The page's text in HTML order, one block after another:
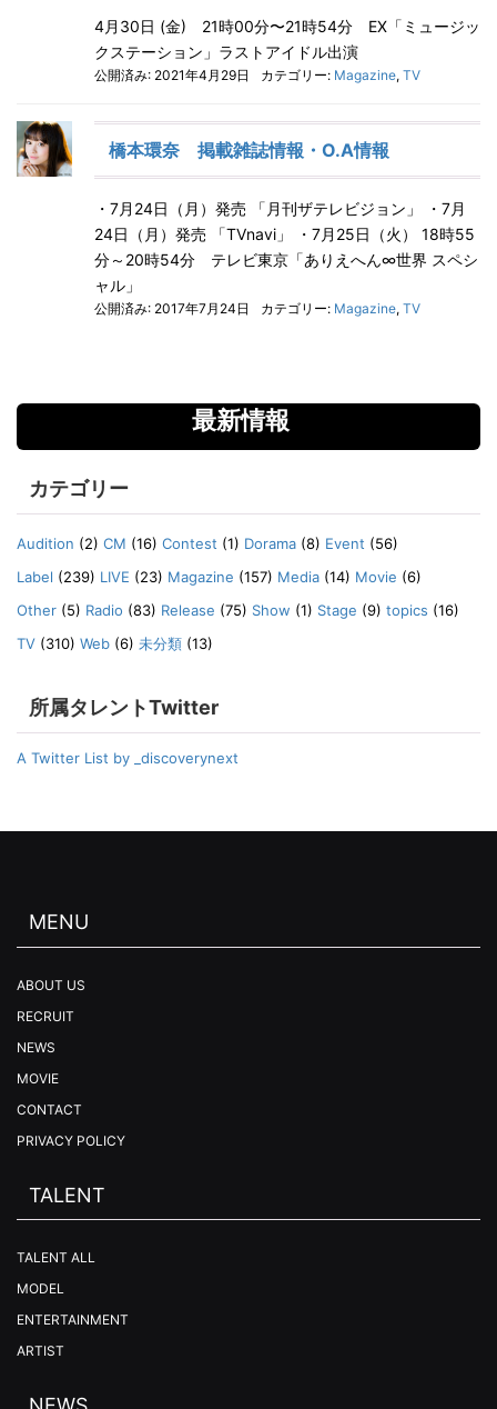
4月30日 (金) 21時00分〜21時54分 EX「ミュージッ
クステーション」ラストアイドル出演
公開済み: 2021年4月29日 カテゴリー: Magazine, TV
橋本環奈 掲載雑誌情報・O.A情報
・7月24日（月）発売 「月刊ザテレビジョン」 ・7月
24日（月）発売 「TVnavi」 ・7月25日（火） 18時55
分～20時54分 テレビ東京「ありえへん∞世界 スペシ
ャル」
公開済み: 2017年7月24日 カテゴリー: Magazine, TV
最新情報
カテゴリー
Audition (2) CM (16) Contest (1) Dorama (8) Event (56)
Label (239) LIVE (23) Magazine (157) Media (14) Movie (6)
Other (5) Radio (83) Release (75) Show (1) Stage (9) topics (16)
TV (310) Web (6) 未分類 (13)
所属タレントTwitter
A Twitter List by _discoverynext
MENU
ABOUT US
RECRUIT
NEWS
MOVIE
CONTACT
PRIVACY POLICY
TALENT
TALENT ALL
MODEL
ENTERTAINMENT
ARTIST